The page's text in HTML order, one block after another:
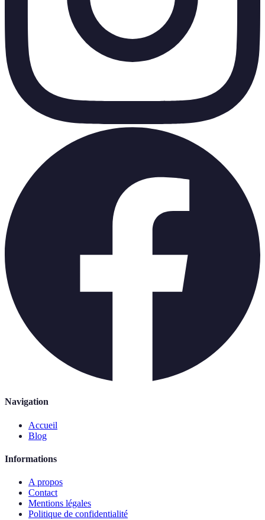
Navigation
Accueil
Blog
Informations
A propos
Contact
Mentions légales
Politique de confidentialité